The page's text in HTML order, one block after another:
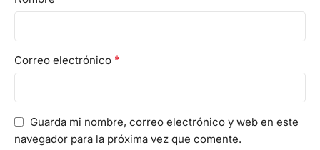
Correo electrónico *
Guarda mi nombre, correo electrónico y web en este
navegador para la próxima vez que comente.